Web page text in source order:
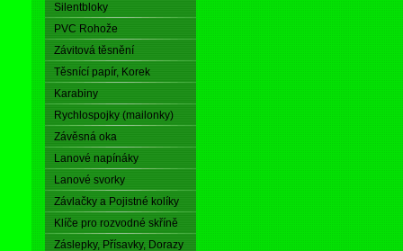
Silentbloky
PVC Rohože
Závitová těsnění
Těsnící papír, Korek
Karabiny
Rychlospojky (mailonky)
Závěsná oka
Lanové napínáky
Lanové svorky
Závlačky a Pojistné kolíky
Klíče pro rozvodné skříně
Záslepky, Přísavky, Dorazy